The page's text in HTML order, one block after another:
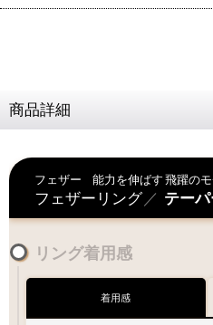
お届けに遅延が発生する
何卒ご了承下さいますよう
商品詳細
フェザー 能力を伸ばす 飛躍の
フェザーリング ／ テー
リング着用感
着用感